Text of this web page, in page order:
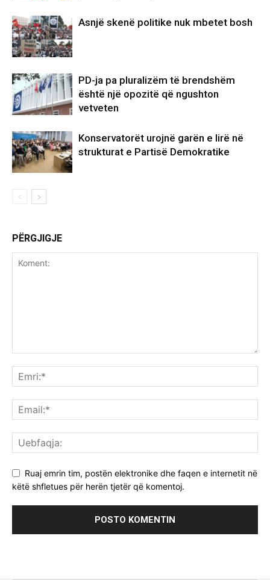
Asnjë skenë politike nuk mbetet bosh
PD-ja pa pluralizëm të brendshëm
është një opozitë që ngushton
vetveten
Konservatorët urojnë garën e lirë në
strukturat e Partisë Demokratike
PËRGJIGJE
Ruaj emrin tim, postën elektronike dhe faqen e internetit në
këtë shfletues për herën tjetër që komentoj.